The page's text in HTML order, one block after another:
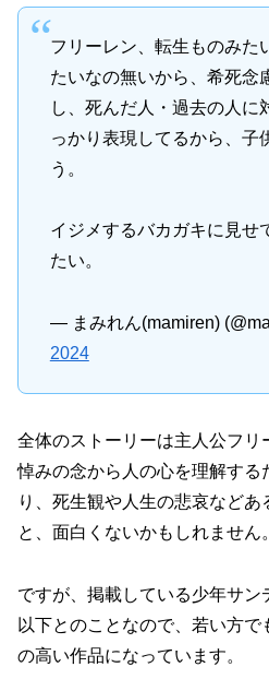
フリーレン、転生ものみた
たいなの無いから、希死念
し、死んだ人・過去の人に
っかり表現してるから、子
う。
イジメするバカガキに見せ
たい。
— まみれん(mamiren)
2024
全体のストーリーは主人公フリ
悼みの念から人の心を理解する
り、死生観や人生の悲哀など
と、面白くないかもしれません。
ですが、掲載している少年サン
以下とのことなので、若い方
の高い作品になっています。